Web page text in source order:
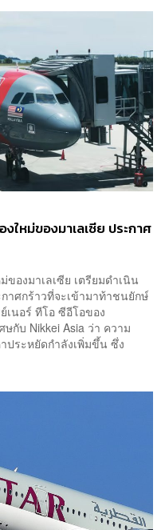
ใหม่ของมาเลเซีย ประกาศ
องมาเลเซีย เตรียมดำเนิน
าศกร้าวที่จะเข้ามาท้าชนยักษ์
เนอร์ ทีโอ ซีอีโอของ
กับ Nikkei Asia ว่า ความ
ประหยัดกำลังเพิ่มขึ้น ซึ่ง